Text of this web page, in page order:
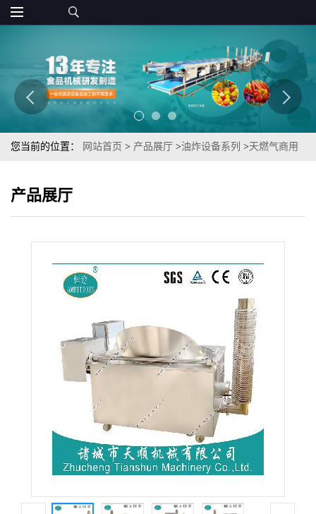
您当前的位置： 网站首页 > 产品展厅 >油炸设备系列 >天燃气商用
产品展厅